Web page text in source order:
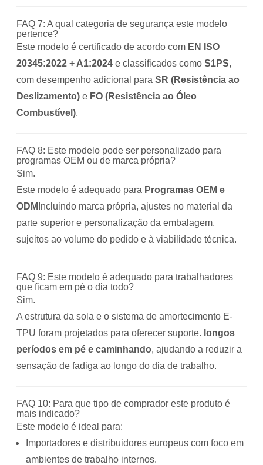
FAQ 7: A qual categoria de segurança este modelo
pertence?
Este modelo é certificado de acordo com EN ISO
20345:2022 + A1:2024 e classificados comoS1PS,
com desempenho adicional paraSR (Resistência ao
Deslizamento) e FO (Resistência ao Óleo
Combustível).
FAQ 8: Este modelo pode ser personalizado para
programas OEM ou de marca própria?
Sim.
Este modelo é adequado para Programas OEM e
ODM Incluindo marca própria, ajustes no material da
parte superior e personalização da embalagem,
sujeitos ao volume do pedido e à viabilidade técnica.
FAQ 9: Este modelo é adequado para trabalhadores
que ficam em pé o dia todo?
Sim.
A estrutura da sola e o sistema de amortecimento E-
TPU foram projetados para oferecer suporte. longos
períodos em pé e caminhando, ajudando a reduzir a
sensação de fadiga ao longo do dia de trabalho.
FAQ 10: Para que tipo de comprador este produto é
mais indicado?
Este modelo é ideal para:
Importadores e distribuidores europeus com foco em
ambientes de trabalho internos.